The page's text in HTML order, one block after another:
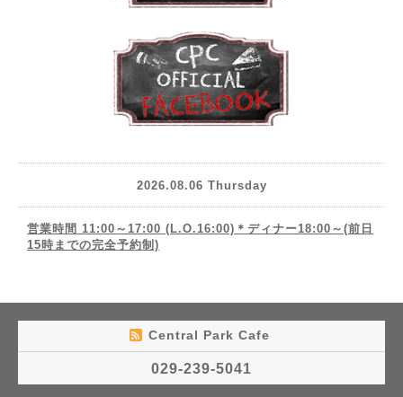
2026.08.06 Thursday
営業時間 11:00～17:00 (L.O.16:00)＊ディナー18:00～(前日
15時までの完全予約制)
Central Park Cafe
029-239-5041